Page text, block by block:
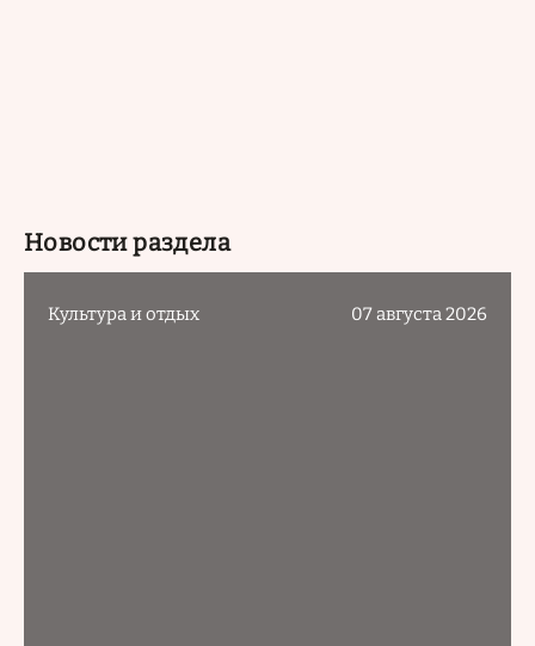
Новости раздела
Культура и отдых 07 августа 2026